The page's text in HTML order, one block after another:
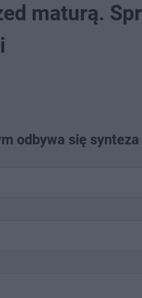
maturą.
odbywa się